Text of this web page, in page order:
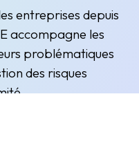
entreprises depuis
accompagne les
problématiques
des risques